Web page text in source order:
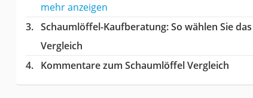
mehr anzeigen
Schaumlöffel-Kaufberatung: So wählen Sie
Vergleich
Kommentare zum Schaumlöffel Vergleich